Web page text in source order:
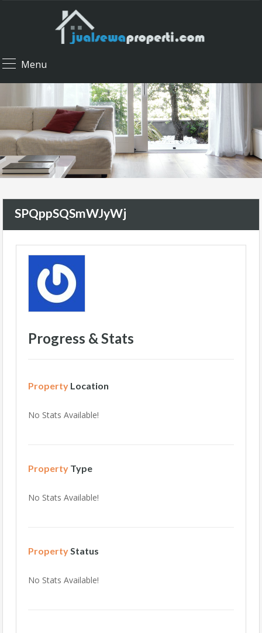
Menu
SPQppSQSmWJyWj
Progress & Stats
Property Location
No Stats Available!
Property Type
No Stats Available!
Property Status
No Stats Available!